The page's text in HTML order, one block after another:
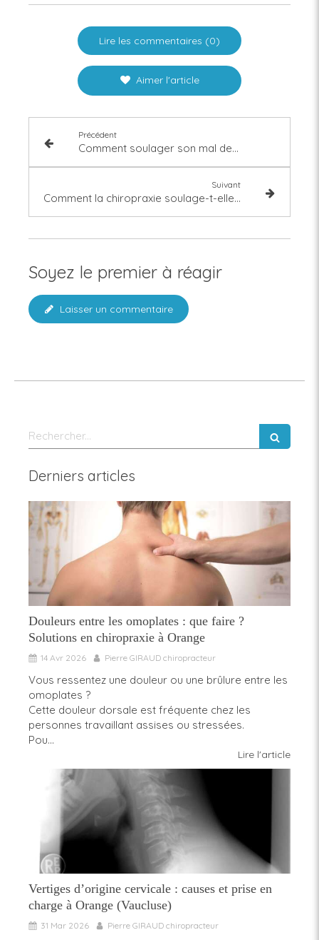
Lire les commentaires (0)
Aimer l'article
Précédent
Comment soulager son mal de dos grâce à la chiropraxie ?
Suivant
Comment la chiropraxie soulage-t-elle une sciatique ou une cruralgie ?
Soyez le premier à réagir
Laisser un commentaire
Rechercher
Derniers articles
Douleurs entre les omoplates : que faire ?
Solutions en chiropraxie à Orange
14 Avr 2026 Pierre GIRAUD chiropracteur
Vous ressentez une douleur ou une brûlure entre les
omoplates ?
Cette douleur dorsale est fréquente chez les
personnes travaillant assises ou stressées.
Pou...
Lire l'article
Vertiges d’origine cervicale : causes et prise en
charge à Orange (Vaucluse)
31 Mar 2026 Pierre GIRAUD chiropracteur